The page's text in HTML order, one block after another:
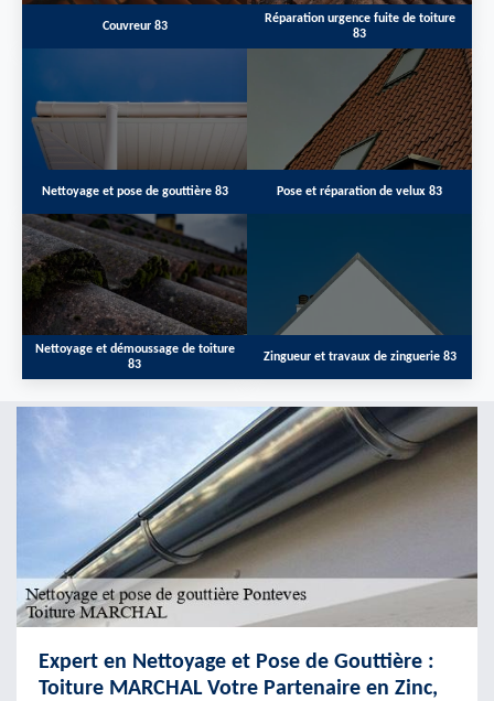
Couvreur 83
Réparation urgence fuite de toiture
83
Nettoyage et pose de gouttière 83 Pose et réparation de velux 83
Nettoyage et démoussage de toiture
83
Zingueur et travaux de zinguerie 83
Expert en Nettoyage et Pose de Gouttière :
Toiture MARCHAL Votre Partenaire en Zinc,